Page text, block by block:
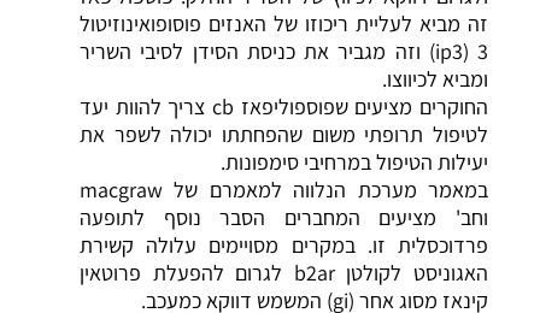
זה מביא לעליית ריכוזו של האנזים פוסופואינוזיטול
3 (ip3) וזה מגביר את כניסת הסידן לסיבי השריר
ומביא לכיווצו.
החוקרים מציעים שפוספוליפאז cb צריך להוות יעד
לטיפול תרופתי משום שהפחתתו יכולה לשפר את
יעילות הטיפול במרחיבי סימפונות.
במאמר מערכת הנלווה למאמרם של macgraw
וחב' מציעים המחברים הסבר נוסף לתופעה
פרדוכסלית זו. במקרים מסויימים עלולה קשירת
האגוניסט לקולטן b2ar לגרום להפעלת פרוטאין
קינאז מסוג אחר (gi) המשמש דווקא כמעכב.